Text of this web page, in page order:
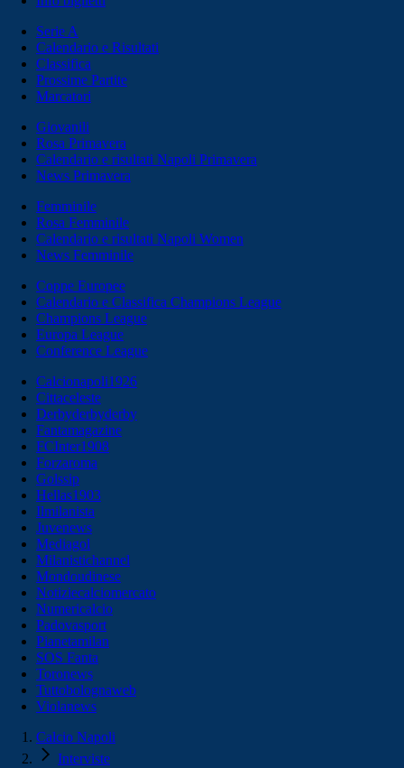
Serie A
Calendario e Risultati
Classifica
Prossime Partite
Marcatori
Giovanili
Rosa Primavera
Calendario e risultati Napoli Primavera
News Primavera
Femminile
Rosa Femminile
Calendario e risultati Napoli Women
News Femminile
Coppe Europee
Calendario e Classifica Champions League
Champions League
Europa League
Conference League
Calcionapoli1926
Cittaceleste
Derbyderbyderby
Fantamagazine
FCInter1908
Forzaroma
Golssip
Hellas1903
Ilmilanista
Juvenews
Mediagol
Milanistichannel
Mondoudinese
Notiziecalciomercato
Numericalcio
Padovasport
Pianetamilan
SOS Fanta
Toronews
Tuttobolognaweb
Violanews
Calcio Napoli
Interviste